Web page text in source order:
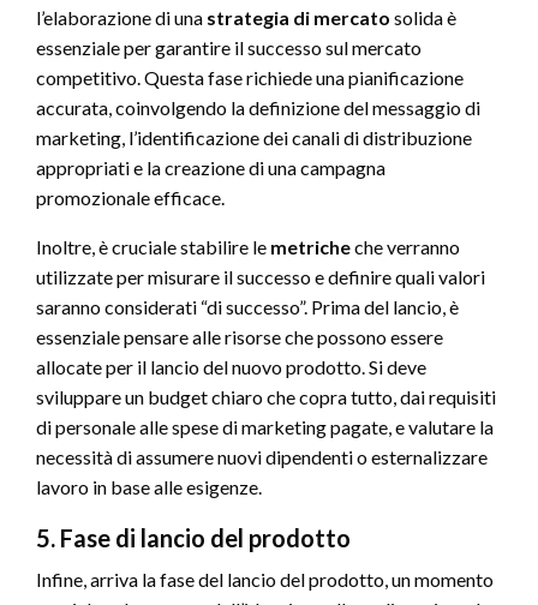
l’elaborazione di una strategia di mercato solida è
essenziale per garantire il successo sul mercato
competitivo. Questa fase richiede una pianificazione
accurata, coinvolgendo la definizione del messaggio di
marketing, l’identificazione dei canali di distribuzione
appropriati e la creazione di una campagna
promozionale efficace.
Inoltre, è cruciale stabilire le metricheche verranno
utilizzate per misurare il successo e definire quali valori
saranno considerati “di successo”. Prima del lancio, è
essenziale pensare alle risorse che possono essere
allocate per il lancio del nuovo prodotto. Si deve
sviluppare un budget chiaro che copra tutto, dai requisiti
di personale alle spese di marketing pagate, e valutare la
necessità di assumere nuovi dipendenti o esternalizzare
lavoro in base alle esigenze.
5. Fase di lancio del prodotto
Infine, arriva la fase del lancio del prodotto, un momento